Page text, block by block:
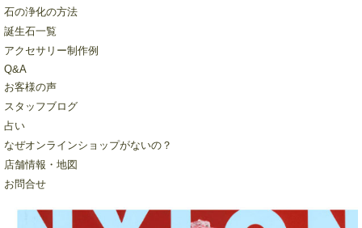
石の浄化の方法
誕生石一覧
アクセサリー制作例
Q&A
お客様の声
スタッフブログ
占い
なぜオンラインショップがないの？
店舗情報・地図
お問合せ